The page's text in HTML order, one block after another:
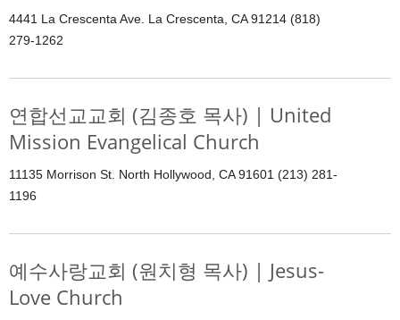
4441 La Crescenta Ave. La Crescenta, CA 91214 (818)
279-1262
연합선교교회 (김종호 목사) | United
Mission Evangelical Church
11135 Morrison St. North Hollywood, CA 91601 (213) 281-
1196
예수사랑교회 (원치형 목사) | Jesus-
Love Church